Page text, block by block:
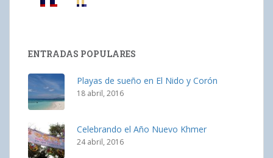
ENTRADAS POPULARES
Playas de sueño en El Nido y Corón
18 abril, 2016
Celebrando el Año Nuevo Khmer
24 abril, 2016